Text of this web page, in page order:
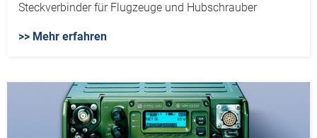
Steckverbinder für Flugzeuge und Hubschrauber
>> Mehr erfahren